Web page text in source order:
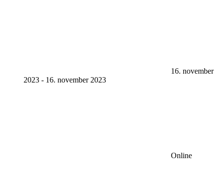
16. november
2023 - 16. november 2023
Online